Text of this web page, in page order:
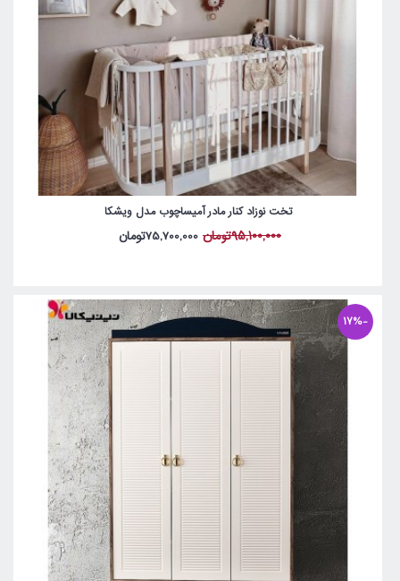
تخت نوزاد کنار مادر آمیساچوب مدل ویشکا
95,100,000تومان 75,700,000تومان
-17%